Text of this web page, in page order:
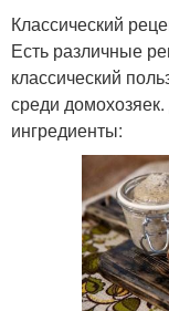
Классический
Есть различные
классический
среди
ингредиенты: